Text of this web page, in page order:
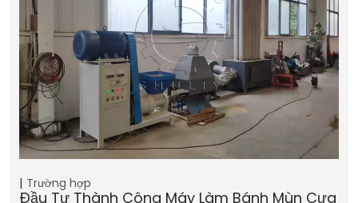
Trường hợp
Đầu Tư Thành Công Máy Làm Bánh Mùn Cưa